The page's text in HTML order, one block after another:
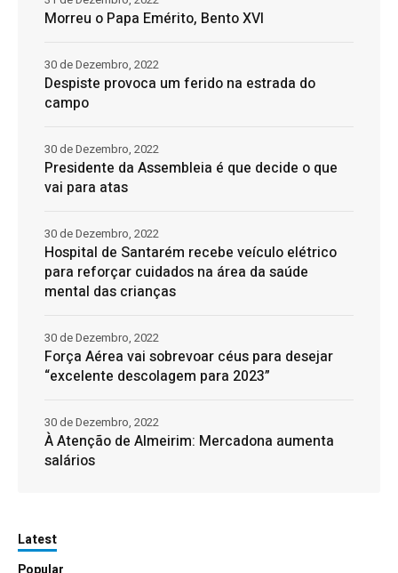
Morreu o Papa Emérito, Bento XVI
Despiste provoca um ferido na estrada do
campo
30 de Dezembro, 2022
Presidente da Assembleia é que decide o que
vai para atas
30 de Dezembro, 2022
Hospital de Santarém recebe veículo elétrico
para reforçar cuidados na área da saúde
mental das crianças
30 de Dezembro, 2022
Força Aérea vai sobrevoar céus para desejar
“excelente descolagem para 2023”
30 de Dezembro, 2022
À Atenção de Almeirim: Mercadona aumenta
salários
30 de Dezembro, 2022
Latest